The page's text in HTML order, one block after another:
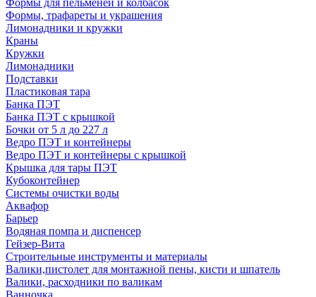
Формы для пельменей и колбасок
Формы, трафареты и украшения
Лимонадники и кружки
Краны
Кружки
Лимонадники
Подставки
Пластиковая тара
Банка ПЭТ
Банка ПЭТ с крышкой
Бочки от 5 л до 227 л
Ведро ПЭТ и контейнеры
Ведро ПЭТ и контейнеры с крышкой
Крышка для тары ПЭТ
Кубоконтейнер
Системы очистки воды
Аквафор
Барьер
Водяная помпа и диспенсер
Гейзер-Вита
Строительные инструменты и материалы
Валики,пистолет для монтажной пены, кисти и шпатель
Валики, расходники по валикам
Ванночка